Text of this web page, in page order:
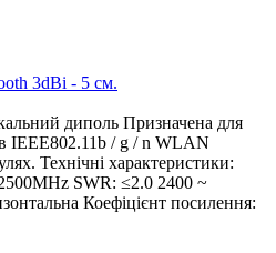
3dBi - 5 см.
диполь Призначена для
IEEE802.11b / g / n WLAN
Технічні характеристики:
SWR: ≤2.0 2400 ~
Коефіцієнт посилення: